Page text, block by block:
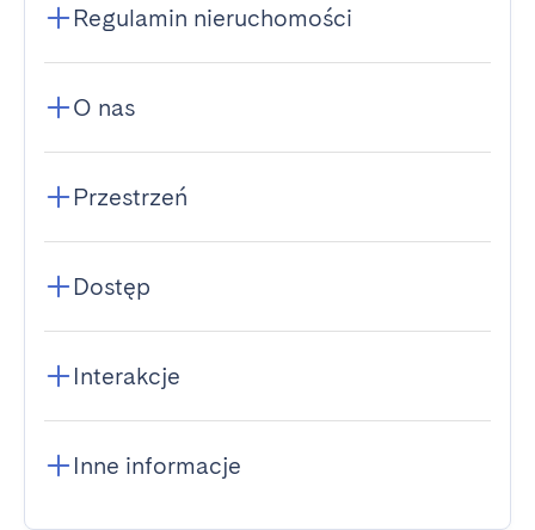
Regulamin nieruchomości
O nas
Przestrzeń
Dostęp
Interakcje
Inne informacje